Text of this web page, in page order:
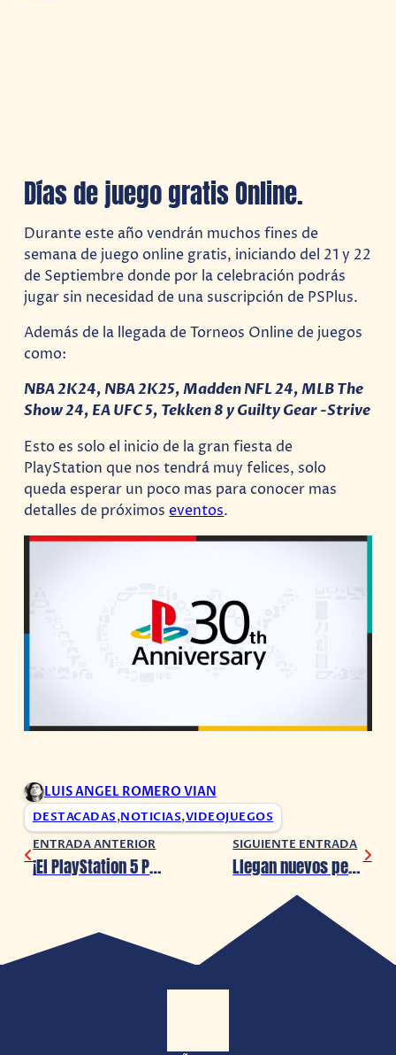
Días de juego gratis Online.
Durante este año vendrán muchos fines de
semana de juego online gratis, iniciando del 21 y 22
de Septiembre donde por la celebración podrás
jugar sin necesidad de una suscripción de PSPlus.
Además de la llegada de Torneos Online de juegos
como:
NBA 2K24, NBA 2K25, Madden NFL 24, MLB The
Show 24, EA UFC 5, Tekken 8 y Guilty Gear -Strive
Esto es solo el inicio de la gran fiesta de
PlayStation que nos tendrá muy felices, solo
queda esperar un poco mas para conocer mas
detalles de próximoseventos.
LUIS ANGEL ROMERO VIAN
DESTACADAS,NOTICIAS,VIDEOJUEGOS
ENTRADA ANTERIOR
¡El PlayStation 5 Pro es una realidad!
SIGUIENTE ENTRADA
Llegan nuevos personajes a Dragon Ball:Sparking! ZERO